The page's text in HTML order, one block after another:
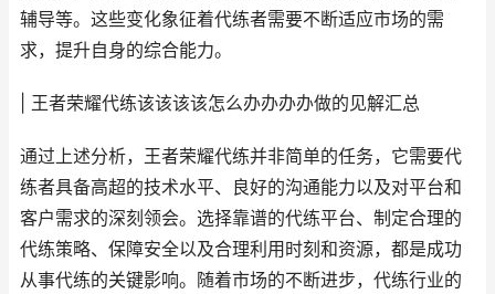
辅导等。这些变化象征着代练者需要不断适应市场的需
求，提升自身的综合能力。
| 王者荣耀代练该该该该怎么办办办办做的见解汇总
通过上述分析，王者荣耀代练并非简单的任务，它需要代
练者具备高超的技术水平、良好的沟通能力以及对平台和
客户需求的深刻领会。选择靠谱的代练平台、制定合理的
代练策略、保障安全以及合理利用时刻和资源，都是成功
从事代练的关键影响。随着市场的不断进步，代练行业的